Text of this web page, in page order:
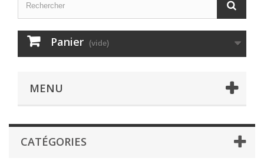
Panier (vide)
MENU
CATÉGORIES